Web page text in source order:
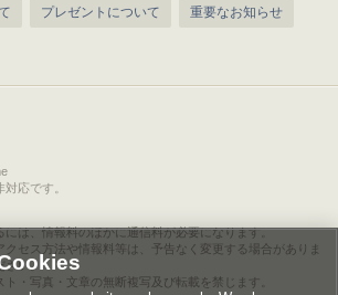
プレゼントについて 重要なお知らせ
応です。
には、情報料のほかに通信料が必要になります。
クセス方法や情報料等は、予告なく変更する場合がありま
さい。
・写真・文章の無断複写及び転載を禁じます。